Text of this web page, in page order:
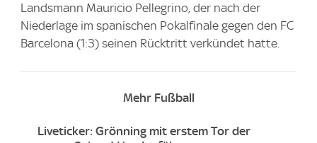
Landsmann Mauricio Pellegrino, der nach der
Niederlage im spanischen Pokalfinale gegen den FC
Barcelona (1:3) seinen Rücktritt verkündet hatte.
Mehr Fußball
Liveticker: Grönning mit erstem Tor der